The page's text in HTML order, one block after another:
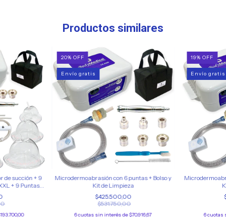
Productos similares
de succión + 9
+ 9 Puntas
20% OFF
Envío gratis
Microdermoabrasión con 6 puntas + Bolso y
Kit de Limpieza
$425.500,00
$531.750,00
6cuotas sin interés de$70.916,67
19%OFF
Envío gratis
6cuotas